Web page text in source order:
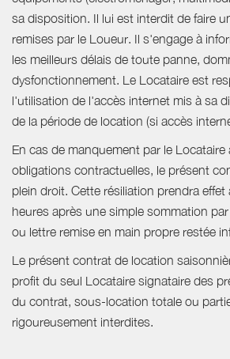
sa disposition. Il lui est interdit de faire
remises par le Loueur. Il s'engage à
les meilleurs délais de toute panne,
dysfonctionnement. Le Locataire est
l'utilisation de l'accès internet mis à sa
de la période de location (si accès
En cas de manquement par le Locataire
obligations contractuelles, le présent
plein droit. Cette résiliation prendra
heures après une simple sommation
ou lettre remise en main propre restée
Le présent contrat de location
profit du seul Locataire signataire des
du contrat, sous-location totale ou
rigoureusement interdites.